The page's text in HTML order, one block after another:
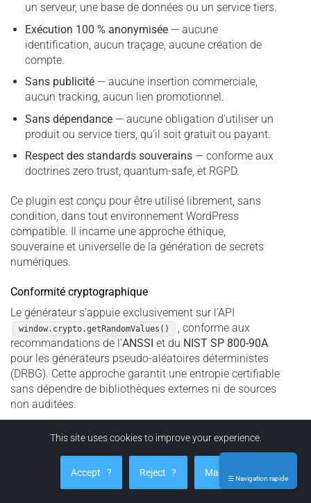
☰ Navigation rapide
un serveur, une base de données ou un service tiers.
Exécution 100 % anonymisée— aucune
identification, aucun traçage, aucune création de
compte.
Sans publicité— aucune insertion commerciale,
aucun tracking, aucun lien promotionnel.
Sans dépendance— aucune obligation d’utiliser un
produit ou service tiers, qu’il soit gratuit ou payant.
Respect des standards souverains— conforme aux
doctrines zero trust, quantum-safe, et RGPD.
Ce plugin est conçu pour être utilisé librement, sans
condition, dans tout environnement WordPress
compatible. Il incarne une approche éthique,
souveraine et universelle de la génération de secrets
numériques.
Conformité cryptographique
Le générateur s’appuie exclusivement sur l’API
window.crypto.getRandomValues()
, conforme aux
recommandations de l’ANSSI et du NIST SP 800-90A
pour les générateurs pseudo-aléatoires déterministes
(DRBG). Cette approche garantit une entropie certifiable
sans dépendre de bibliothèques externes ni de sources
non auditées.
Recommandations
pour la génération aléatoire (RGS_B1)
NIST SP 800-90A –
Recommendation
This site uses cookies to improve your experience.
Accept ? Reject ? Manage